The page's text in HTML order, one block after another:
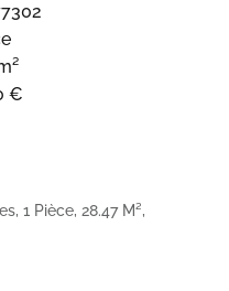
€
1 Pièce, 28.47 M²,